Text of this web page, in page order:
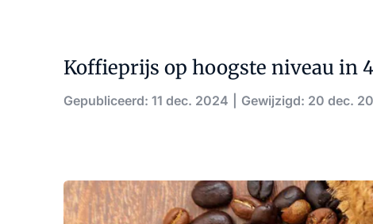
Koffieprijs op hoogste niveau in
Gepubliceerd: 11 dec. 2024 Gewijzigd: 20 dec.